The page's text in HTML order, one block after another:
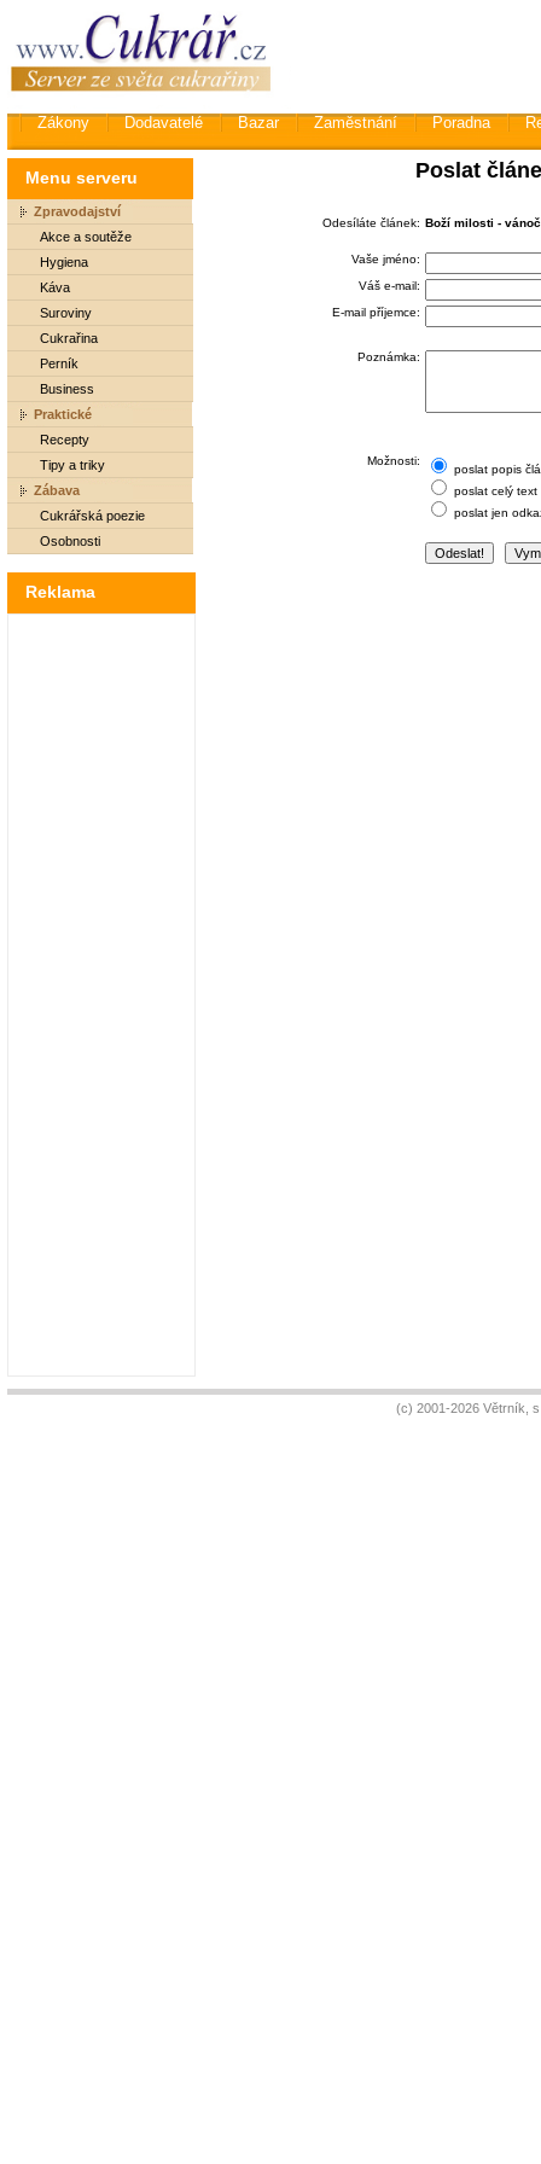
Zákony Dodavatelé Bazar Zaměstnání Poradna
Menu serveru
Zpravodajství
Akce a soutěže
Hygiena
Káva
Suroviny
Cukrařina
Perník
Business
Praktické
Recepty
Tipy a triky
Zábava
Cukrářská poezie
Osobnosti
Reklama
Poslat
Odesíláte článek: Boží milosti -
Vaše jméno:
Váš e-mail:
E-mail příjemce:
Poznámka:
Možnosti:
poslat popis
poslat celý text
poslat jen
(c) 2001-2026 Větrník,